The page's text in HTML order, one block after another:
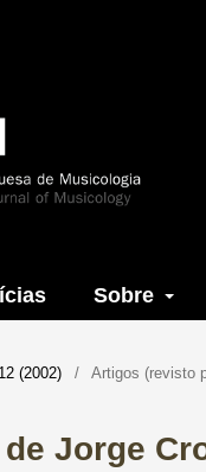
Sobre
(2002) / Artigos (revisto
Jorge